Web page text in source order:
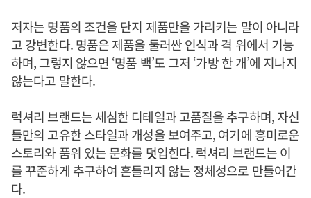
저자는 명품의 조건을 단지 제품만을 가리키는 말이 아니라
고 강변한다. 명품은 제품을 둘러싼 인식과 격 위에서 기능
하며, 그렇지 않으면 ‘명품 백’도 그저 ‘가방 한 개’에 지나지
않는다고 말한다.
럭셔리 브랜드는 세심한 디테일과 고품질을 추구하며, 자신
들만의 고유한 스타일과 개성을 보여주고, 여기에 흥미로운
스토리와 품위 있는 문화를 덧입힌다. 럭셔리 브랜드는 이
를 꾸준하게 추구하여 흔들리지 않는 정체성으로 만들어간
다.